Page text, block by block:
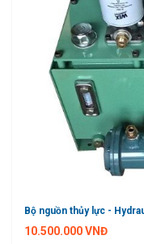
Bộ nguồn thủy lực -
10.500.000 VNĐ